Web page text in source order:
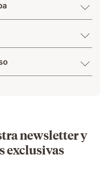
newsletter y
exclusivas